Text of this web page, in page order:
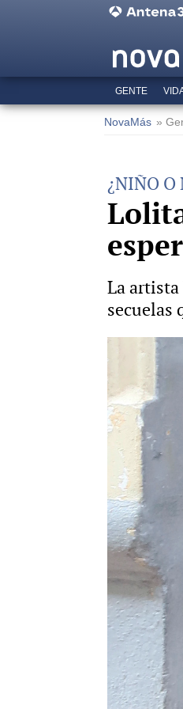
GENTE
NovaMás »
¿NIÑO O
La artista
secuelas
NovaMás
Publicado:
Más